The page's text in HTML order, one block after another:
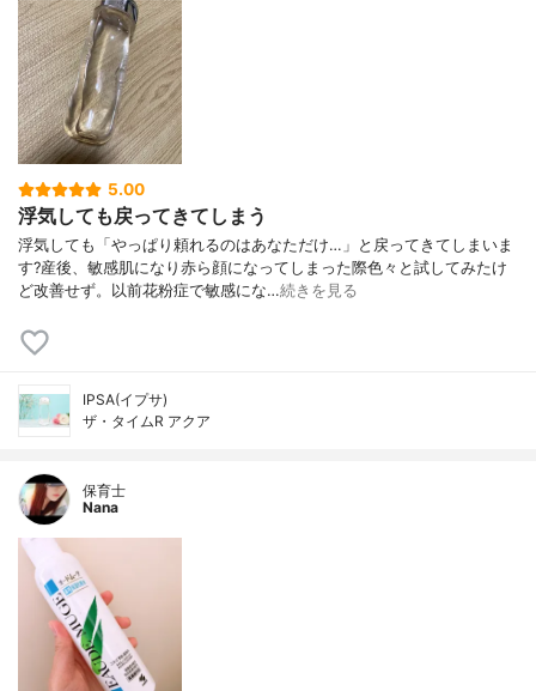
5.00
浮気しても戻ってきてしまう
浮気しても「やっぱり頼れるのはあなただけ…」と戻ってきてしまいま
す?産後、敏感肌になり赤ら顔になってしまった際色々と試してみたけ
ど改善せず。以前花粉症で敏感にな…続きを見る
IPSA(イプサ)
ザ・タイムR アクア
保育士
Nana